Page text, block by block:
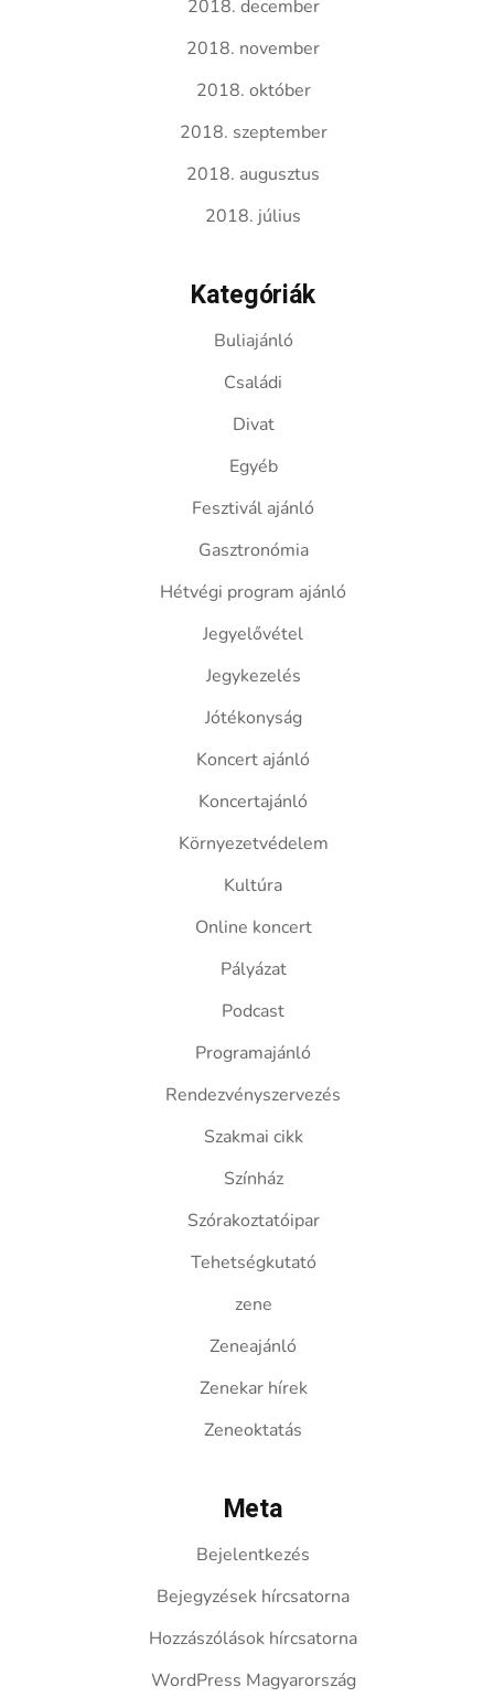
2018. december
2018. november
2018. október
2018. szeptember
2018. augusztus
2018. július
Kategóriák
Buliajánló
Családi
Divat
Egyéb
Fesztivál ajánló
Gasztronómia
Hétvégi program ajánló
Jegyelővétel
Jegykezelés
Jótékonyság
Koncert ajánló
Koncertajánló
Környezetvédelem
Kultúra
Online koncert
Pályázat
Podcast
Programajánló
Rendezvényszervezés
Szakmai cikk
Színház
Szórakoztatóipar
Tehetségkutató
zene
Zeneajánló
Zenekar hírek
Zeneoktatás
Meta
Bejelentkezés
Bejegyzések hírcsatorna
Hozzászólások hírcsatorna
WordPress Magyarország